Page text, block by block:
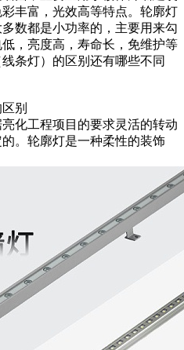
丰富，光效高等特点。轮廓灯
数都是小功率的，主要用来勾
，亮度高，寿命长，免维护等
条灯）的区别还有哪些不同
别
化工程项目的要求灵活的转动
。轮廓灯是一种柔性的装饰